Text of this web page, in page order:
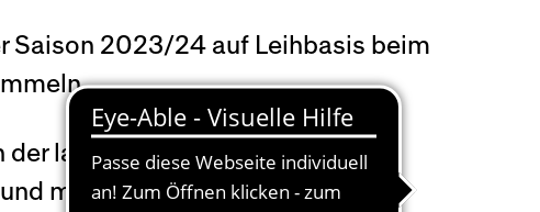
Saison 2023/24 auf Leihbasis beim
der laufenden Saison kam der
mit der U21 in der Promotion